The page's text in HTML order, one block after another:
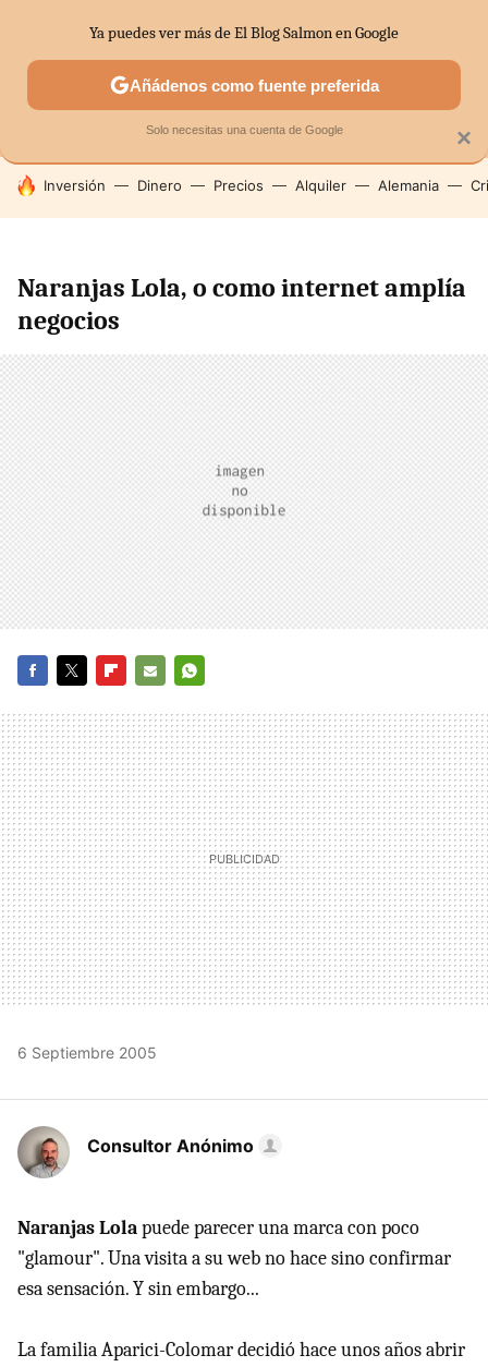
MENÚ NUEVO
ECONOMÍA DOMÉSTICA MERCADOS
HOY SE HABLA DE
Inversión Dinero Precios Alquiler Alemania
Naranjas Lola, o como internet amplía
negocios
MAIL
6 Septiembre 2005
Consultor Anónimo
Naranjas Lolapuede parecer una marca con poco
"glamour". Una visita a su web no hace sino confirmar
esa sensación. Y sin embargo...
La familia Aparici-Colomar decidió hace unos años abrir
×
Ya puedes ver más de El Blog Salmon en Google
Añádenos como fuente preferida
Solo necesitas una cuenta de Google